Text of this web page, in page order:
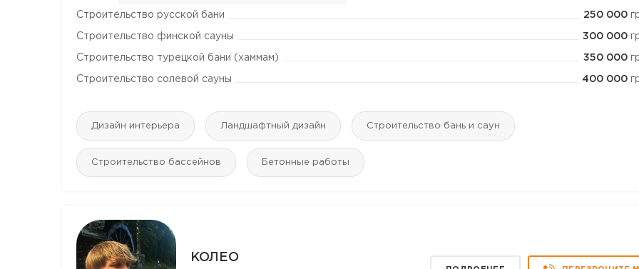
Строительство русской бани 250 000
Строительство финской сауны 300 000
Строительство турецкой бани (хаммам) 350 000
Строительство солевой сауны 400 000
Дизайн интерьера Ландшафтный дизайн Строительство бань и саун
Строительство бассейнов Бетонные работы
КОЛЕО